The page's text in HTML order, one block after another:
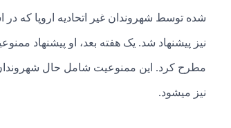
شده توسط شهروندان غیر اتحادیه اروپا که در
نیز پیشنهاد شد. یک هفته بعد، او پیشنهاد
مطرح کرد. این ممنوعیت شامل حال شهروندان
نیز میشود.